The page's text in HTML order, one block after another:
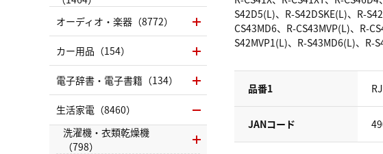
S42D5(L)、R-S42DSKE(L)、R-
CS43MD6、R-CS43MVP(L)、R-
S42MVP1(L)、R-S43MD6(L)、R-
品番1
JANコード
オーディオ・楽器（8772）
カー用品（154）
電子辞書・電子書籍（134）
生活家電（8460）
洗濯機・衣類乾燥機
（798）